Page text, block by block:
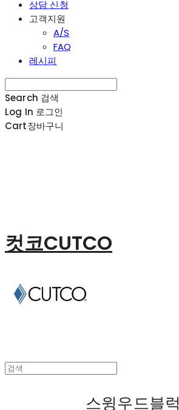
상담 신청
고객지원
A/S
FAQ
레시피
Search 검색
Log In 로그인
Cart장바구니
컷코CUTCO
스윙우드블럭